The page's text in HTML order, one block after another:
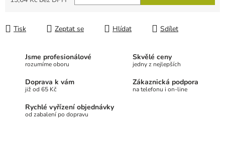
Tisk Zeptat se Hlídat Sdílet
Jsme profesionálové
rozumíme oboru
Skvělé ceny
jedny z nejlepších
Doprava k vám
již od 65 Kč
Zákaznická podpora
na telefonu i on-line
Rychlé vyřízení objednávky
od zabalení po dopravu